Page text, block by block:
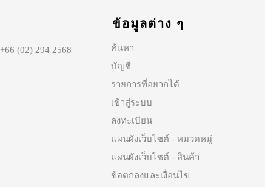
+66 (02) 294 2568
ข้อมูลต่าง ๆ
ค้นหา
บัญชี
รายการที่อยากได้
เข้าสู่ระบบ
ลงทะเบียน
แผนผังเว็บไซต์ - หมวดหมู่
แผนผังเว็บไซต์ - สินค้า
ข้อตกลงและเงื่อนไข